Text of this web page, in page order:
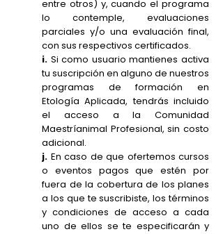
entre otros) y, cuando el programa
lo contemple, evaluaciones
parciales y/o una evaluación final,
con sus respectivos certificados.
i. Si como usuario mantienes activa
tu suscripción en alguno de nuestros
programas de formación en
Etología Aplicada, tendrás incluido
el acceso a la Comunidad
Maestríanimal Profesional, sin costo
adicional.
j. En caso de que ofertemos cursos
o eventos pagos que estén por
fuera de la cobertura de los planes
a los que te suscribiste, los términos
y condiciones de acceso a cada
uno de ellos se te especificarán y